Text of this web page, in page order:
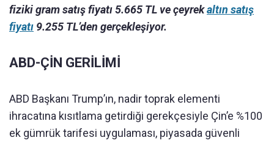
fiziki gram satış fiyatı 5.665 TL ve çeyrekaltın satış
fiyatı 9.255 TL’den gerçekleşiyor.
ABD-ÇİN GERİLİMİ
ABD Başkanı Trump’ın, nadir toprak elementi
ihracatına kısıtlama getirdiği gerekçesiyle Çin’e %100
ek gümrük tarifesi uygulaması, piyasada güvenli